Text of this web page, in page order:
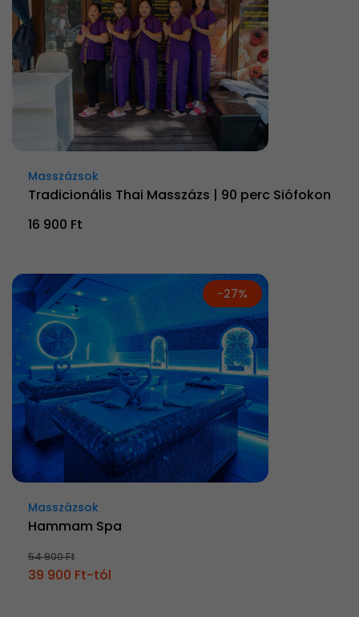
Masszázsok
Tradicionális Thai Masszázs | 90 perc Siófokon
16 900 Ft
-27%
Masszázsok
Hammam Spa
54 900 Ft
39 900 Ft-tól